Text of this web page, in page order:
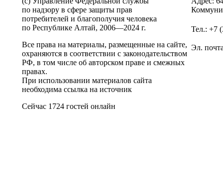
по надзору в сфере защиты прав
потребителей и благополучия человека
по Республике Алтай, 2006—2024 г.
Все права на материалы, размещенные на сайте,
охраняются в соответствии с законодательством
РФ, в том числе об авторском праве и смежных
правах.
При использовании материалов сайта
необходима ссылка на источник
Сейчас 1724 гостей онлайн
Тел.: +7
Эл.